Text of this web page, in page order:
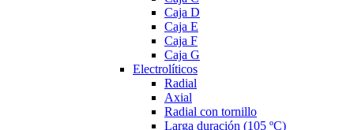
Caja D
Caja E
Caja F
Caja G
Electrolíticos
Radial
Axial
Radial con tornillo
Larga duración (105 ºC)